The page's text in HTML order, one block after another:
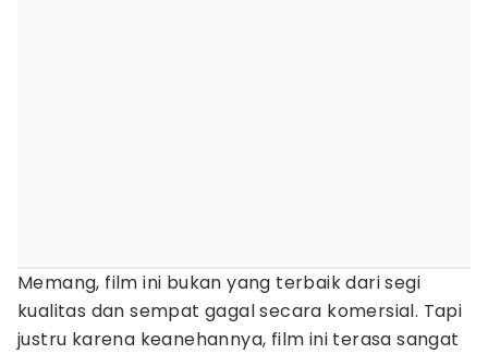
Memang, film ini bukan yang terbaik dari segi
kualitas dan sempat gagal secara komersial. Tapi
justru karena keanehannya, film ini terasa sangat